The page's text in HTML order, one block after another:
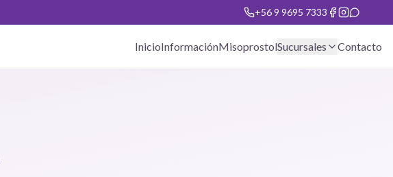
+56 9 9695 7333
InicioInformaciónMisoprostolSucursales Contacto